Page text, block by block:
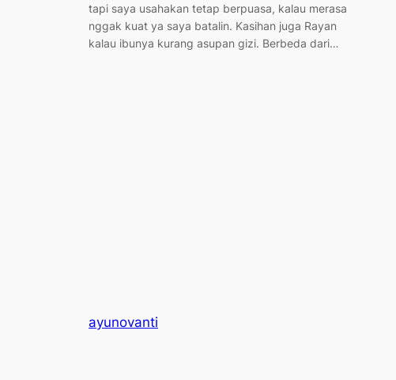
tapi saya usahakan tetap berpuasa, kalau merasa
nggak kuat ya saya batalin. Kasihan juga Rayan
kalau ibunya kurang asupan gizi. Berbeda dari…
ayunovanti